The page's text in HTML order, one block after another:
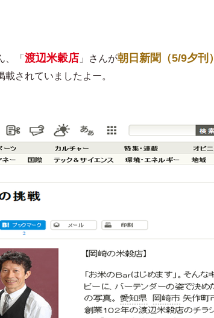
、「 渡辺米穀店 」さんが朝日新聞（5/9夕刊）
されていましたよー。